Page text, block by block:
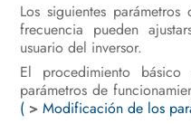
Los siguientes
frecuencia pueden
usuario del inversor.
El procedimiento
parámetros de
( >Modificación de los
Materiales y
adicionales
Vista general
Montaje y